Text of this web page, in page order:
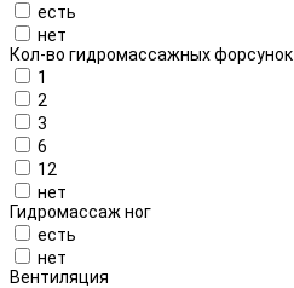
есть
нет
Кол-во гидромассажных форсунок
1
2
3
6
12
нет
Гидромассаж ног
есть
нет
Вентиляция